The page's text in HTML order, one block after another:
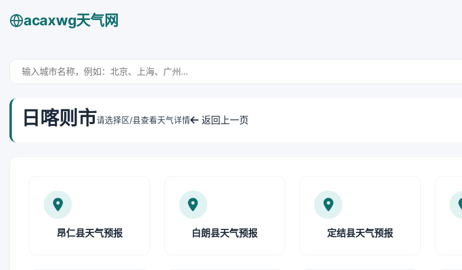
acaxwg天气网
日喀则市请选择区/县查看天气详情 返回上一页
昂仁县天气预报 白朗县天气预报 定结县天气预报